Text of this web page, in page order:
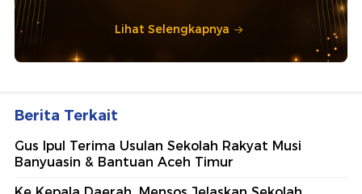
Lihat Selengkapnya
Berita Terkait
Gus Ipul Terima Usulan Sekolah Rakyat Musi
Banyuasin & Bantuan Aceh Timur